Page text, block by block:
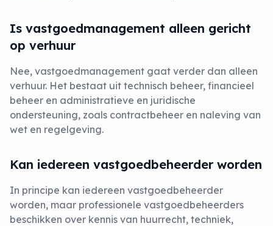
Is vastgoedmanagement alleen gericht
op verhuur
Nee, vastgoedmanagement gaat verder dan alleen
verhuur. Het bestaat uit technisch beheer, financieel
beheer en administratieve en juridische
ondersteuning, zoals contractbeheer en naleving van
wet en regelgeving.
Kan iedereen vastgoedbeheerder worden
In principe kan iedereen vastgoedbeheerder
worden, maar professionele vastgoedbeheerders
beschikken over kennis van huurrecht, techniek,